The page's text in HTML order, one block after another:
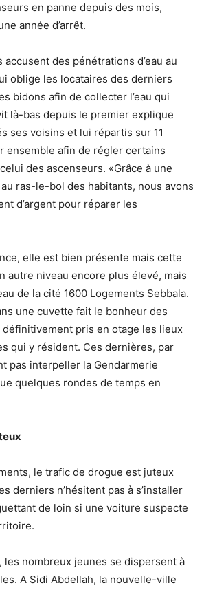
en panne depuis des mois,
année d’arrêt.
accusent des pénétrations d’eau au
oblige les locataires des derniers
bidons afin de collecter l’eau qui
là-bas depuis le premier explique
ses voisins et lui répartis sur 11
ensemble afin de régler certains
des ascenseurs. «Grâce à une
ras-le-bol des habitants, nous avons
d’argent pour réparer les
elle est bien présente mais cette
autre niveau encore plus élevé, mais
de la cité 1600 Logements Sebbala.
une cuvette fait le bonheur des
pris en otage les lieux
qui y résident. Ces dernières, par
pas interpeller la Gendarmerie
quelques rondes de temps en
le trafic de drogue est juteux
derniers n’hésitent pas à s’installer
de loin si une voiture suspecte
les nombreux jeunes se dispersent à
A Sidi Abdellah, la nouvelle-ville